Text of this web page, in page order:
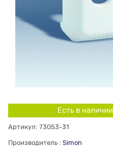
Есть в наличии
Артикул: 73053-31
Производитель : Simon